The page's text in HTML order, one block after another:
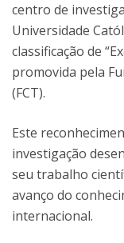
centro de
Universidade
classificação de
promovida pela
(FCT).
Este
investigação
seu trabalho
avanço do
internacional.